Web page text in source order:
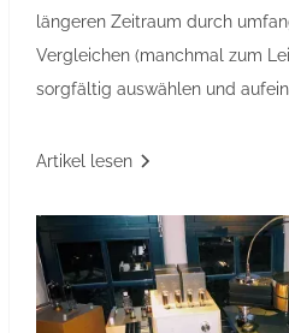
längeren Zeitraum durch
Vergleichen (manchmal zum
sorgfältig auswählen und
Artikel lesen